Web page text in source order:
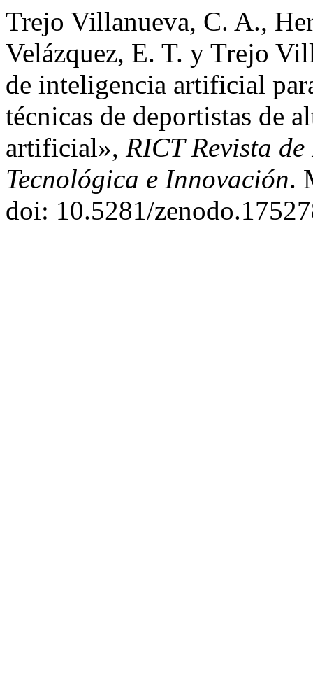
Trejo Villanueva, C. A.,
Velázquez, E. T. y Trejo
de inteligencia artificial
técnicas de deportistas de
artificial», RICT Revista
Tecnológica e Innovación.
doi: 10.5281/